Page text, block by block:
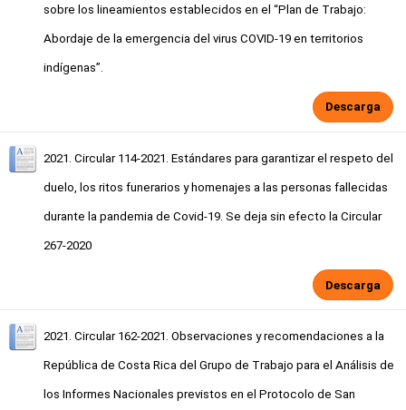
sobre los lineamientos establecidos en el “Plan de Trabajo:
Abordaje de la emergencia del virus COVID-19 en territorios
indígenas”.
Descarga
2021. Circular 114-2021. Estándares para garantizar el respeto del
duelo, los ritos funerarios y homenajes a las personas fallecidas
durante la pandemia de Covid-19. Se deja sin efecto la Circular
267-2020
Descarga
2021. Circular 162-2021. Observaciones y recomendaciones a la
República de Costa Rica del Grupo de Trabajo para el Análisis de
los Informes Nacionales previstos en el Protocolo de San